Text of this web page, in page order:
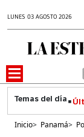
LUNES 03 AGOSTO 2026
Inicio> Panamá>